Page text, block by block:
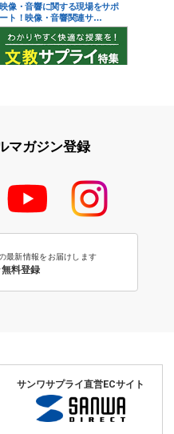
映像・音響に関する現場をサポ
ート！映像・音響関連サ…
マガジン登録
最新情報をお届けします
料登録
サンワサプライ直営ECサイト